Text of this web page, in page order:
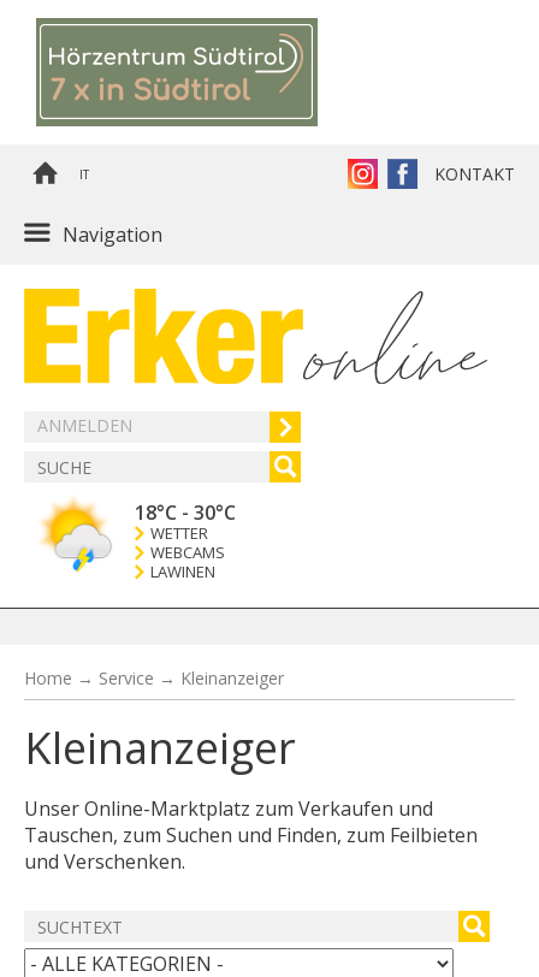
IT KONTAKT
Navigation
ANMELDEN
18°C - 30°C
WETTER
WEBCAMS
LAWINEN
Home → Service → Kleinanzeiger
Kleinanzeiger
Unser Online-Marktplatz zum Verkaufen und
Tauschen, zum Suchen und Finden, zum Feilbieten
und Verschenken.